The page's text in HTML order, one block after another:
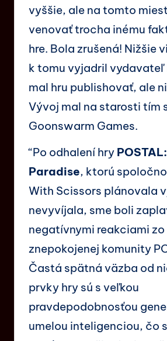
vyššie, ale na tomto
venovať trocha inému
hre. Bola zrušená! Nižšie
k tomu vyjadril vydavateľ
mal hru publishovať, ale
Vývoj mal na starosti tím
Goonswarm Games.
“Po odhalení hry
Paradise, ktorú
With Scissors plánovala
nevyvíjala, sme boli
negatívnymi reakciami zo
znepokojenej komunity
Častá spätná väzba od
prvky hry sú s veľkou
pravdepodobnosťou
umelou inteligenciou, čo